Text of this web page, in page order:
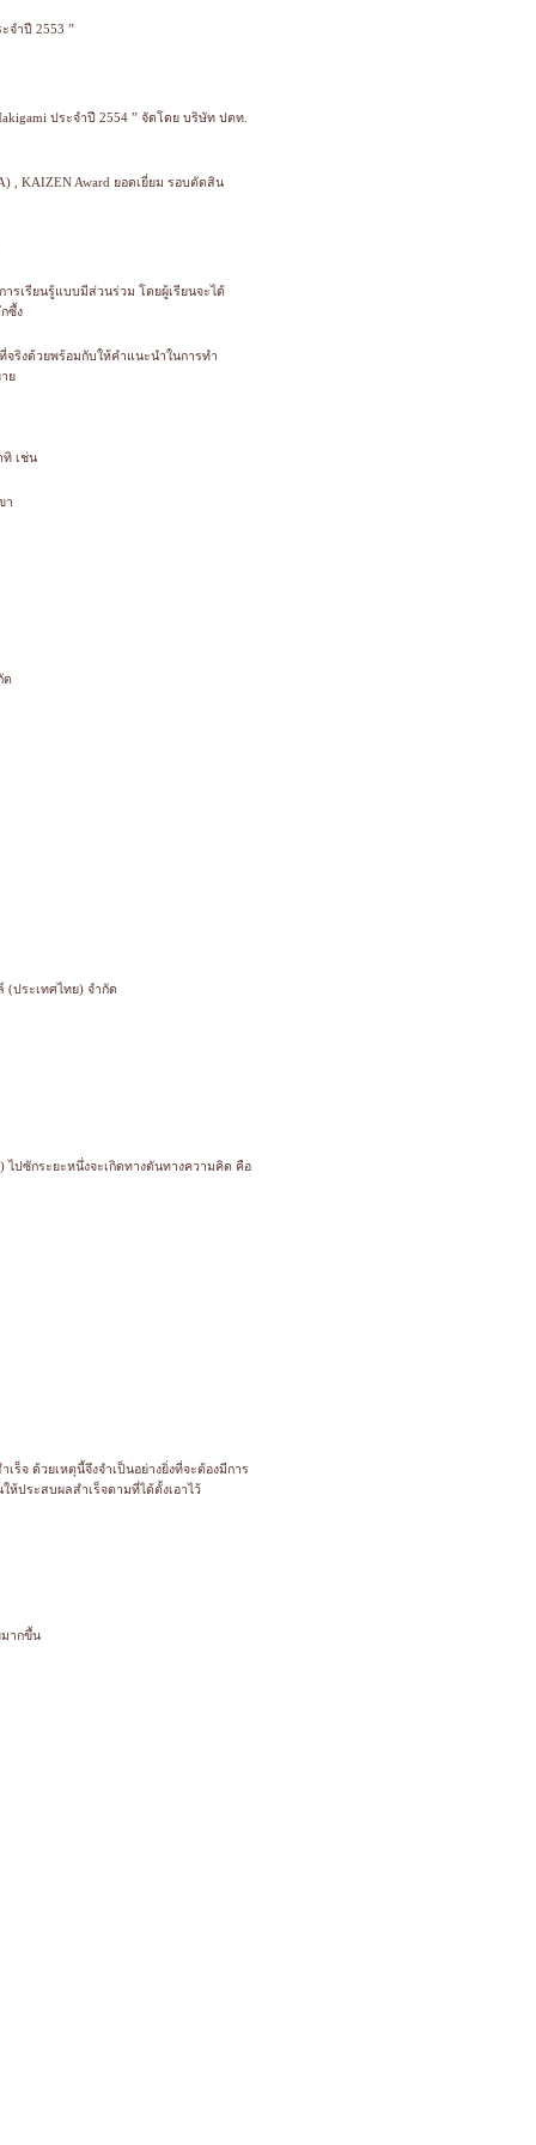
จำปี 2553 ”
ประจำปี 2554 ” จัดโดย บริษัท ปตท.
, KAIZEN Award ยอดเยี่ยม รอบตัดสิน
รเรียนรู้แบบมีส่วนร่วม โดยผู้เรียนจะได้
ซึ้ง
ริงด้วยพร้อมกับให้คำแนะนำในการทำ
ย
ทิ เช่น
า
ด
(ประเทศไทย) จำกัด
ไปซักระยะหนึ่งจะเกิดทางตันทางความคิด คือ
จ ด้วยเหตุนี้จึงจำเป็นอย่างยิ่งที่จะต้องมีการ
ห้ประสบผลสำเร็จตามที่ได้ตั้งเอาไว้
มากขึ้น